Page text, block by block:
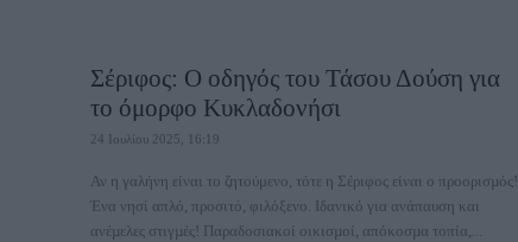
Σέριφος: Ο οδηγός του Τάσου Δούση για
το όμορφο Κυκλαδονήσι
24 Ιουλίου 2025, 16:19
Αν η γαλήνη είναι το ζητούμενο, τότε η Σέριφος είναι ο προορισµός!
Ένα νησί απλό, προσιτό, φιλόξενο. Ιδανικό για ανάπαυση και
ανέµελες στιγµές! Παραδοσιακοί οικισµοί, απόκοσµα τοπία,...